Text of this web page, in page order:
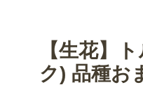
【生花】
ク) 品種お